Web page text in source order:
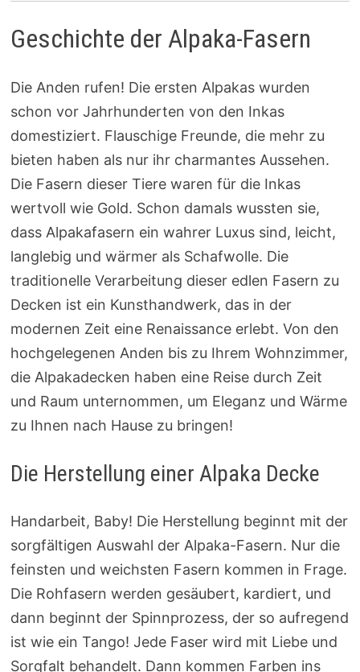
Geschichte der Alpaka-Fasern
Die Anden rufen! Die ersten Alpakas wurden
schon vor Jahrhunderten von den Inkas
domestiziert. Flauschige Freunde, die mehr zu
bieten haben als nur ihr charmantes Aussehen.
Die Fasern dieser Tiere waren für die Inkas
wertvoll wie Gold. Schon damals wussten sie,
dass Alpakafasern ein wahrer Luxus sind, leicht,
langlebig und wärmer als Schafwolle. Die
traditionelle Verarbeitung dieser edlen Fasern zu
Decken ist ein Kunsthandwerk, das in der
modernen Zeit eine Renaissance erlebt. Von den
hochgelegenen Anden bis zu Ihrem Wohnzimmer,
die Alpakadecken haben eine Reise durch Zeit
und Raum unternommen, um Eleganz und Wärme
zu Ihnen nach Hause zu bringen!
Die Herstellung einer Alpaka Decke
Handarbeit, Baby! Die Herstellung beginnt mit der
sorgfältigen Auswahl der Alpaka-Fasern. Nur die
feinsten und weichsten Fasern kommen in Frage.
Die Rohfasern werden gesäubert, kardiert, und
dann beginnt der Spinnprozess, der so aufregend
ist wie ein Tango! Jede Faser wird mit Liebe und
Sorgfalt behandelt. Dann kommen Farben ins